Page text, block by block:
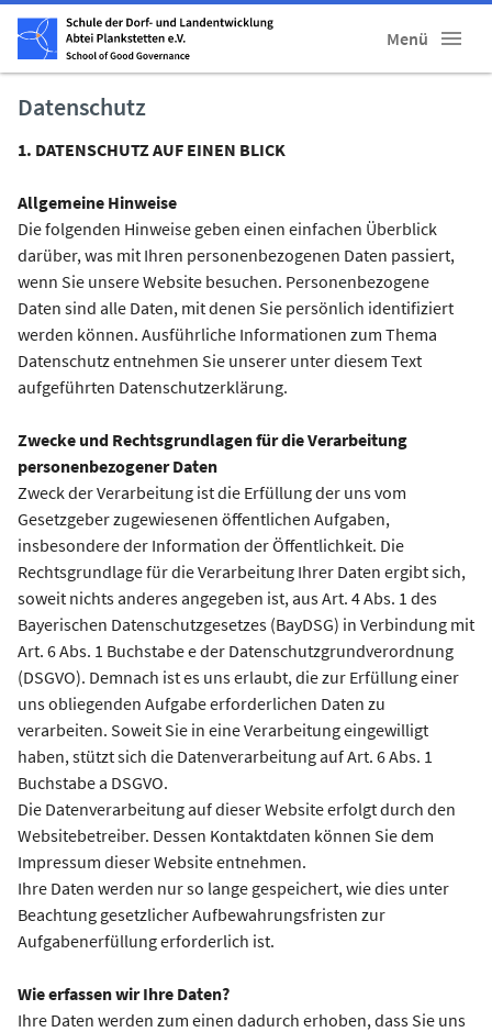
Menü
Datenschutz
1. DATENSCHUTZ AUF EINEN BLICK
Allgemeine Hinweise
Die folgenden Hinweise geben einen einfachen Überblick
darüber, was mit Ihren personenbezogenen Daten passiert,
wenn Sie unsere Website besuchen. Personenbezogene
Daten sind alle Daten, mit denen Sie persönlich identifiziert
werden können. Ausführliche Informationen zum Thema
Datenschutz entnehmen Sie unserer unter diesem Text
aufgeführten Datenschutzerklärung.
Zwecke und Rechtsgrundlagen für die Verarbeitung
personenbezogener Daten
Zweck der Verarbeitung ist die Erfüllung der uns vom
Gesetzgeber zugewiesenen öffentlichen Aufgaben,
insbesondere der Information der Öffentlichkeit. Die
Rechtsgrundlage für die Verarbeitung Ihrer Daten ergibt sich,
soweit nichts anderes angegeben ist, aus Art. 4 Abs. 1 des
Bayerischen Datenschutzgesetzes (BayDSG) in Verbindung mit
Art. 6 Abs. 1 Buchstabe e der Datenschutzgrundverordnung
(DSGVO). Demnach ist es uns erlaubt, die zur Erfüllung einer
uns obliegenden Aufgabe erforderlichen Daten zu
verarbeiten. Soweit Sie in eine Verarbeitung eingewilligt
haben, stützt sich die Datenverarbeitung auf Art. 6 Abs. 1
Buchstabe a DSGVO.
Die Datenverarbeitung auf dieser Website erfolgt durch den
Websitebetreiber. Dessen Kontaktdaten können Sie dem
Impressum dieser Website entnehmen.
Ihre Daten werden nur so lange gespeichert, wie dies unter
Beachtung gesetzlicher Aufbewahrungsfristen zur
Aufgabenerfüllung erforderlich ist.
Wie erfassen wir Ihre Daten?
Ihre Daten werden zum einen dadurch erhoben, dass Sie uns